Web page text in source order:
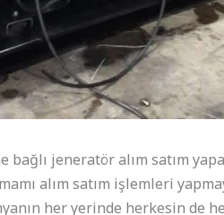
bağlı jeneratör alım satım
alım satım işlemleri
her yerinde herkesin de